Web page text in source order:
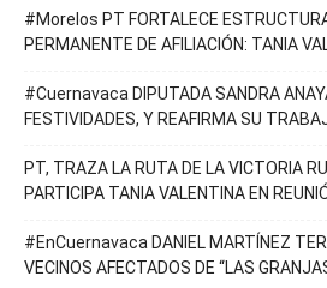
#Morelos PT FORTALECE
PERMANENTE DE AFILIACIÓN: TANIA
#Cuernavaca DIPUTADA SANDRA
FESTIVIDADES, Y REAFIRMA SU
PT, TRAZA LA RUTA DE LA VICTORIA
PARTICIPA TANIA VALENTINA EN
#EnCuernavaca DANIEL MARTÍNEZ
VECINOS AFECTADOS DE “LAS